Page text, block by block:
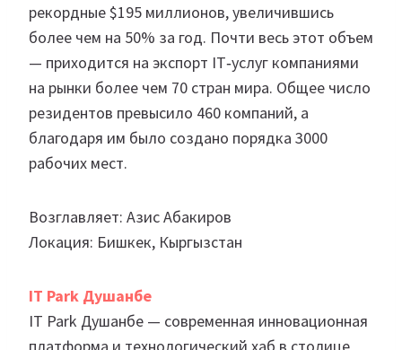
рекордные $195 миллионов, увеличившись
более чем на 50% за год. Почти весь этот объем
— приходится на экспорт IT‑услуг компаниями
на рынки более чем 70 стран мира. Общее число
резидентов превысило 460 компаний, а
благодаря им было создано порядка 3000
рабочих мест.
Возглавляет: Азис Абакиров
Локация: Бишкек, Кыргызстан
IT Park Душанбе
IT Park Душанбе — современная инновационная